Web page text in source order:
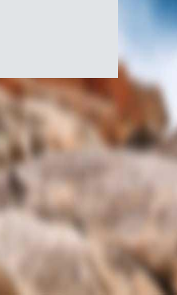
Symbole
du
Canada